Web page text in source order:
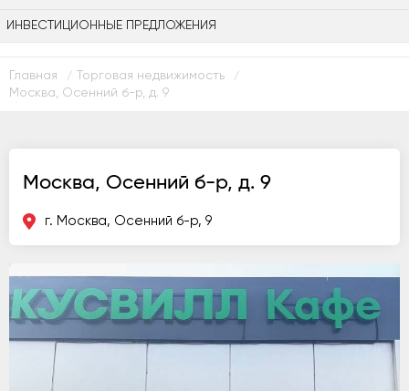
ИНВЕСТИЦИОННЫЕ ПРЕДЛОЖЕНИЯ
Главная / Торговая недвижимость /
Москва, Осенний б-р, д. 9
Москва, Осенний б-р, д. 9
г. Москва, Осенний б-р, 9